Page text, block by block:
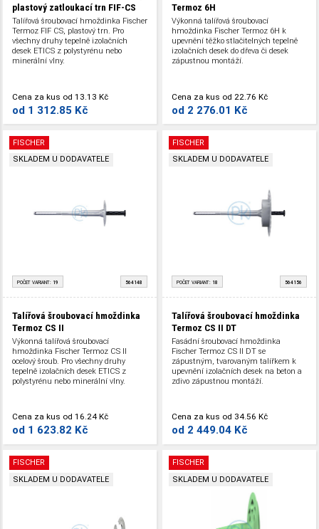
plastový zatloukací trn FIF-CS
Talířová šroubovací hmoždinka Fischer
Termoz FIF CS, plastový trn. Pro
všechny druhy tepelně izolačních
desek ETICS z polystyrénu nebo
minerální vlny.
Cena za kus od 13.13 Kč
od 1 312.85 Kč
Termoz 6H
Výkonná talířová šroubovací
hmoždinka Fischer Termoz 6H k
upevnění těžko stlačitelných tepelně
izolačních desek do dřeva či desek
zápustnou montáží.
Cena za kus od 22.76 Kč
od 2 276.01 Kč
FISCHER
SKLADEM U DODAVATELE
POČET VARIANT: 19 564148
Talířová šroubovací hmoždinka
Termoz CS II
Výkonná talířová šroubovací
hmoždinka Fischer Termoz CS II
ocelový šroub. Pro všechny druhy
tepelně izolačních desek ETICS z
polystyrénu nebo minerální vlny.
Cena za kus od 16.24 Kč
od 1 623.82 Kč
FISCHER
SKLADEM U DODAVATELE
POČET VARIANT: 18 564156
Talířová šroubovací hmoždinka
Termoz CS II DT
Fasádní šroubovací hmoždinka
Fischer Termoz CS II DT se
zápustným, tvarovaným talířkem k
upevnění izolačních desek na beton a
zdivo zápustnou montáží.
Cena za kus od 34.56 Kč
od 2 449.04 Kč
FISCHER
SKLADEM U DODAVATELE
FISCHER
SKLADEM U DODAVATELE